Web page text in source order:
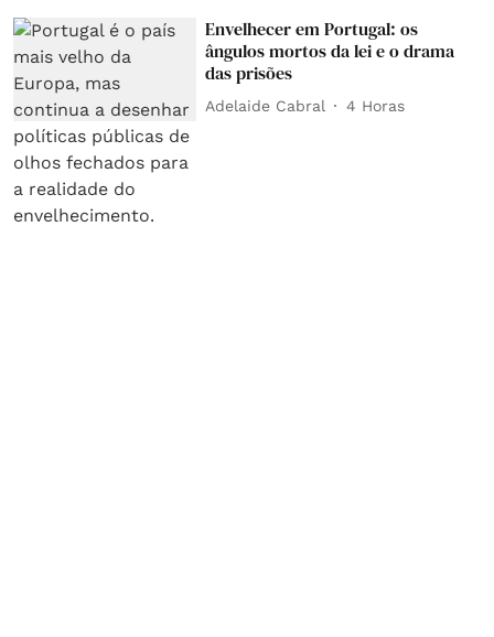
Envelhecer em Portugal: os
ângulos mortos da lei e o drama
das prisões
Adelaide Cabral 4 Horas